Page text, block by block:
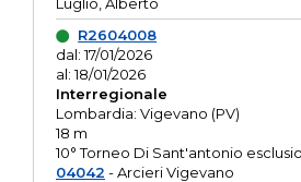
R2604008
dal: 17/01/2026
al: 18/01/2026
Interregionale
Lombardia: Vigevano (PV)
18 m
10° Torneo Di Sant'antonio
04042 - Arcieri Vigevano